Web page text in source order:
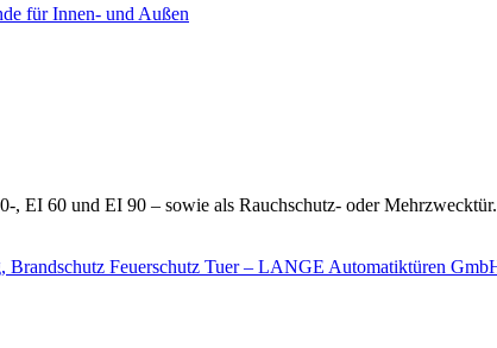
für Innen- und Außen
, EI 60 und EI 90 – sowie als Rauchschutz- oder Mehrzwecktür.